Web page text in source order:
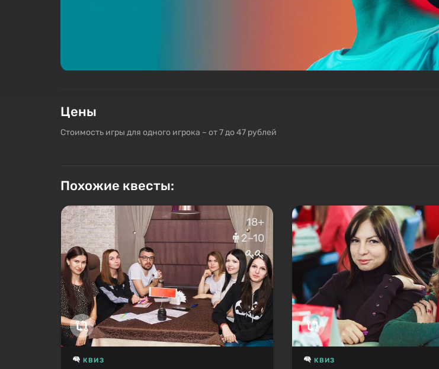
Цены
Стоимость игры для одного игрока – от 7 до 47 рублей
Похожие квесты:
18+
2–10
КВИЗ КВИЗ